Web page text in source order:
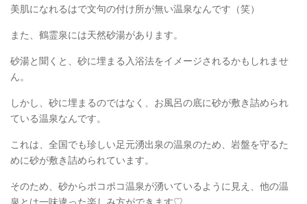
美肌になれるはで文句の付け所が無い温泉なんです（笑）
また、鶴霊泉には天然砂湯があります。
砂湯と聞くと、砂に埋まる入浴法をイメージされるかもしれませ
ん。
しかし、砂に埋まるのではなく、お風呂の底に砂が敷き詰められ
ている温泉なんです。
これは、全国でも珍しい足元湧出泉の温泉のため、岩盤を守るた
めに砂が敷き詰められています。
そのため、砂からポコポコ温泉が湧いているように見え、他の温